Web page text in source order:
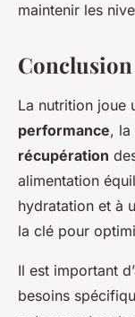
maintenir les
Conclusion
La nutrition joue
performance, la
récupération
alimentation
hydratation et à
la clé pour
Il est important
besoins